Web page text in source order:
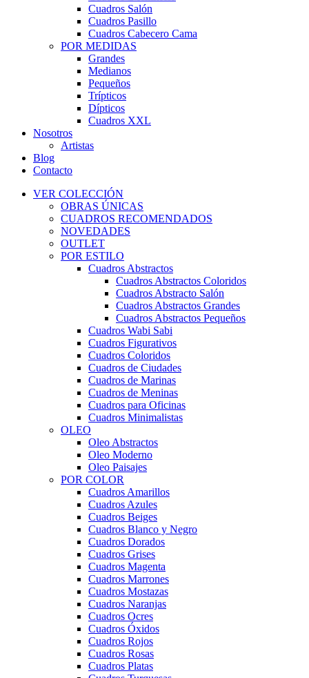
Cuadros Salón
Cuadros Pasillo
Cuadros Cabecero Cama
POR MEDIDAS
Grandes
Medianos
Pequeños
Trípticos
Dípticos
Cuadros XXL
Nosotros
Artistas
Blog
Contacto
VER COLECCIÓN
OBRAS ÚNICAS
CUADROS RECOMENDADOS
NOVEDADES
OUTLET
POR ESTILO
Cuadros Abstractos
Cuadros Abstractos Coloridos
Cuadros Abstracto Salón
Cuadros Abstractos Grandes
Cuadros Abstractos Pequeños
Cuadros Wabi Sabi
Cuadros Figurativos
Cuadros Coloridos
Cuadros de Ciudades
Cuadros de Marinas
Cuadros de Meninas
Cuadros para Oficinas
Cuadros Minimalistas
OLEO
Oleo Abstractos
Oleo Moderno
Oleo Paisajes
POR COLOR
Cuadros Amarillos
Cuadros Azules
Cuadros Beiges
Cuadros Blanco y Negro
Cuadros Dorados
Cuadros Grises
Cuadros Magenta
Cuadros Marrones
Cuadros Mostazas
Cuadros Naranjas
Cuadros Ocres
Cuadros Óxidos
Cuadros Rojos
Cuadros Rosas
Cuadros Platas